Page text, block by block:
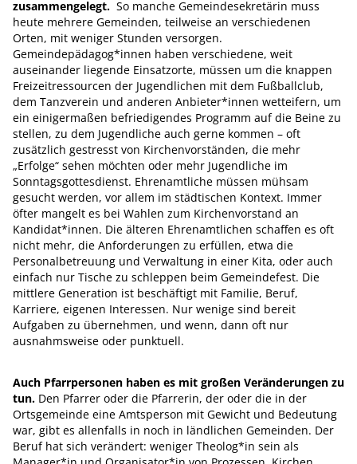
zusammengelegt. So manche Gemeindesekretärin muss
heute mehrere Gemeinden, teilweise an verschiedenen
Orten, mit weniger Stunden versorgen.
Gemeindepädagog*innen haben verschiedene, weit
auseinander liegende Einsatzorte, müssen um die knappen
Freizeitressourcen der Jugendlichen mit dem Fußballclub,
dem Tanzverein und anderen Anbieter*innen wetteifern, um
ein einigermaßen befriedigendes Programm auf die Beine zu
stellen, zu dem Jugendliche auch gerne kommen – oft
zusätzlich gestresst von Kirchenvorständen, die mehr
„Erfolge“ sehen möchten oder mehr Jugendliche im
Sonntagsgottesdienst. Ehrenamtliche müssen mühsam
gesucht werden, vor allem im städtischen Kontext. Immer
öfter mangelt es bei Wahlen zum Kirchenvorstand an
Kandidat*innen. Die älteren Ehrenamtlichen schaffen es oft
nicht mehr, die Anforderungen zu erfüllen, etwa die
Personalbetreuung und Verwaltung in einer Kita, oder auch
einfach nur Tische zu schleppen beim Gemeindefest. Die
mittlere Generation ist beschäftigt mit Familie, Beruf,
Karriere, eigenen Interessen. Nur wenige sind bereit
Aufgaben zu übernehmen, und wenn, dann oft nur
ausnahmsweise oder punktuell.
Auch Pfarrpersonen haben es mit großen Veränderungen zu
tun. Den Pfarrer oder die Pfarrerin, der oder die in der
Ortsgemeinde eine Amtsperson mit Gewicht und Bedeutung
war, gibt es allenfalls in noch in ländlichen Gemeinden. Der
Beruf hat sich verändert: weniger Theolog*in sein als